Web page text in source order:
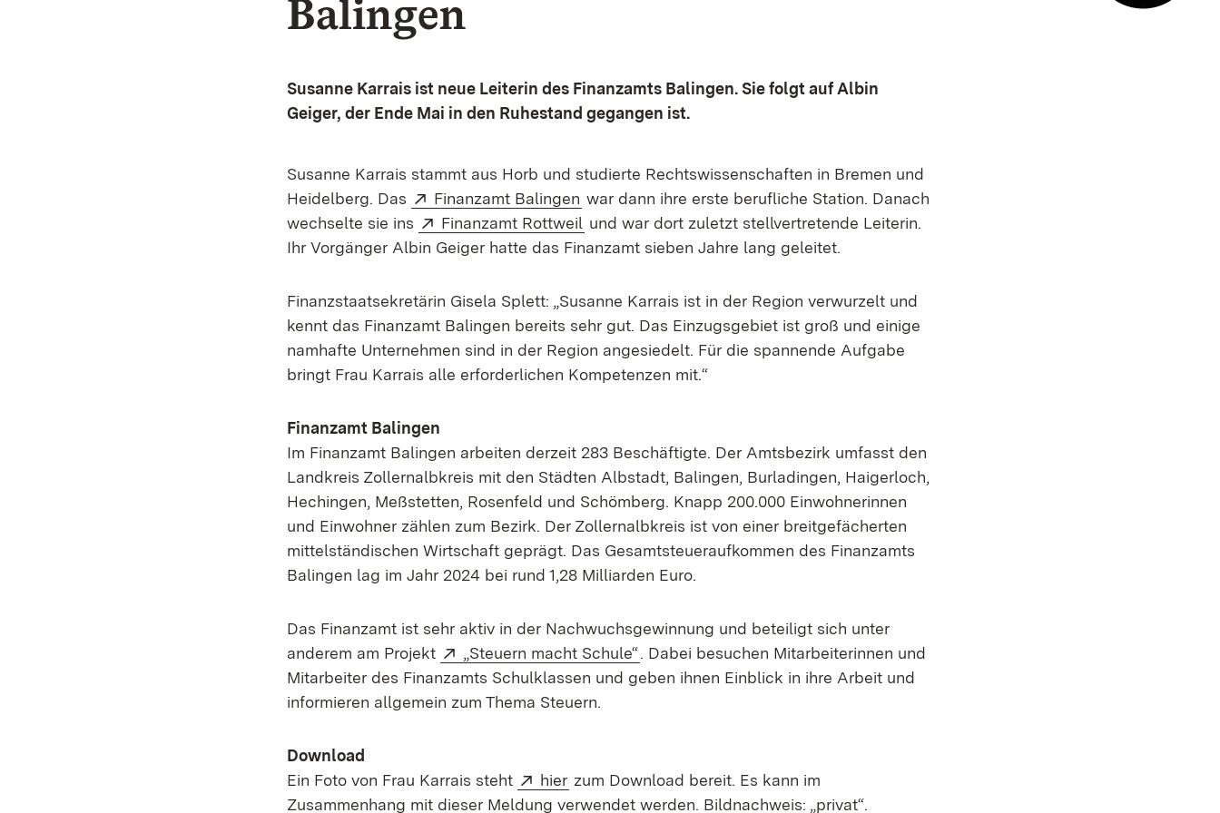
Balingen
Susanne Karrais ist neue Leiterin des Finanzamts Balingen. Sie folgt auf Albin
Geiger, der Ende Mai in den Ruhestand gegangen ist.
Susanne Karrais stammt aus Horb und studierte Rechtswissenschaften in Bremen und
Heidelberg. Das
Extern:
Finanzamt Balingen (Öffnet in neuem Fenster)
war dann ihre erste berufliche Station. Danach
wechselte sie ins
Extern:
Finanzamt Rottweil (Öffnet in neuem Fenster)
und war dort zuletzt stellvertretende Leiterin.
Ihr Vorgänger Albin Geiger hatte das Finanzamt sieben Jahre lang geleitet.
Finanzstaatsekretärin Gisela Splett: „Susanne Karrais ist in der Region verwurzelt und
kennt das Finanzamt Balingen bereits sehr gut. Das Einzugsgebiet ist groß und einige
namhafte Unternehmen sind in der Region angesiedelt. Für die spannende Aufgabe
bringt Frau Karrais alle erforderlichen Kompetenzen mit.“
Finanzamt Balingen
Im Finanzamt Balingen arbeiten derzeit 283 Beschäftigte. Der Amtsbezirk umfasst den
Landkreis Zollernalbkreis mit den Städten Albstadt, Balingen, Burladingen, Haigerloch,
Hechingen, Meßstetten, Rosenfeld und Schömberg. Knapp 200.000 Einwohnerinnen
und Einwohner zählen zum Bezirk. Der Zollernalbkreis ist von einer breitgefächerten
mittelständischen Wirtschaft geprägt. Das Gesamtsteueraufkommen des Finanzamts
Balingen lag im Jahr 2024 bei rund 1,28 Milliarden Euro.
Das Finanzamt ist sehr aktiv in der Nachwuchsgewinnung und beteiligt sich unter
anderem am Projekt
Extern:
„Steuern macht Schule“ (Öffnet in neuem Fenster)
. Dabei besuchen Mitarbeiterinnen und
Mitarbeiter des Finanzamts Schulklassen und geben ihnen Einblick in ihre Arbeit und
informieren allgemein zum Thema Steuern.
Download
Ein Foto von Frau Karrais steht
Extern:
hier (Öffnet in neuem Fenster)
zum Download bereit. Es kann im
Zusammenhang mit dieser Meldung verwendet werden. Bildnachweis: „privat“.